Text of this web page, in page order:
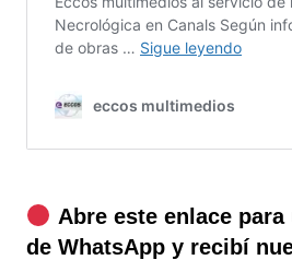
Abre este enlace
de WhatsApp y recibí